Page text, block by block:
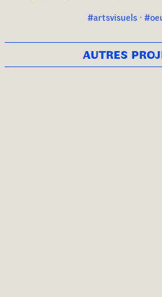
#artsvisuels ·
autres